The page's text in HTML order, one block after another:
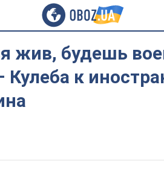
жив, будешь
Кулеба к